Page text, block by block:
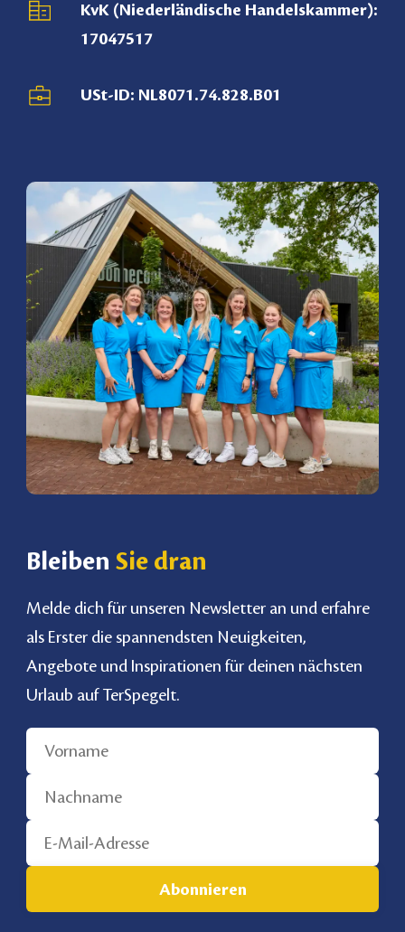
KvK (Niederländische Handelskammer):
17047517
USt-ID: NL8071.74.828.B01
BleibenSie dran
Melde dich für unseren Newsletter an und erfahre
als Erster die spannendsten Neuigkeiten,
Angebote und Inspirationen für deinen nächsten
Urlaub auf TerSpegelt.